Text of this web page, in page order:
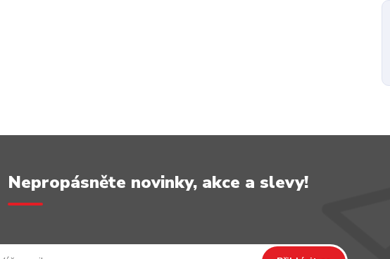
Nepropásněte novinky, akce a slevy!